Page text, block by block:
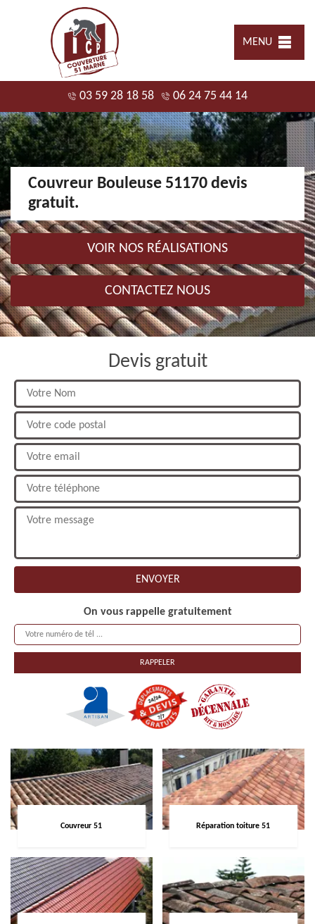
MENU
03 59 28 18 58 06 24 75 44 14
Couvreur Bouleuse 51170 devis
gratuit.
VOIR NOS RÉALISATIONS
CONTACTEZ NOUS
Devis gratuit
On vous rappelle gratuitement
Couvreur 51 Réparation toiture 51